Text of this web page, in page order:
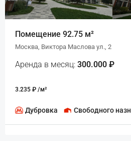
Помещение 92.75 м²
Москва, Виктора Маслова ул., 2
Аренда в месяц: 300.000 ₽
3.235 ₽ /м²
Дубровка Свободного